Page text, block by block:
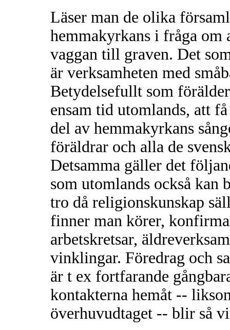
Läser man de olika
hemmakyrkans i fråga
vaggan till graven. Det
är verksamheten med
Betydelsefullt som
ensam tid utomlands, att
del av hemmakyrkans
föräldrar och alla de
Detsamma gäller det
som utomlands också kan
tro då religionskunskap
finner man körer,
arbetskretsar,
vinklingar. Föredrag och
är t ex fortfarande
kontakterna hemåt --
överhuvudtaget -- blir så